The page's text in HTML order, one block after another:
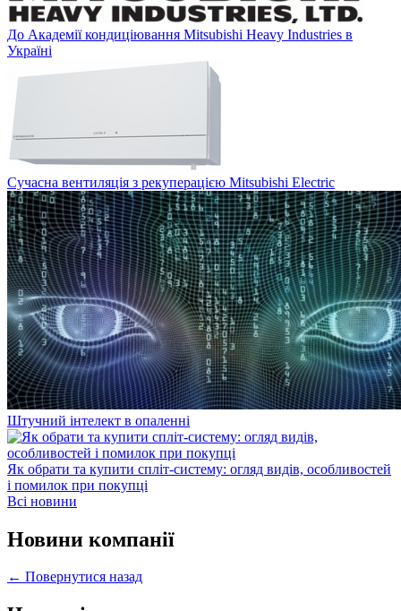
До Академії кондиціювання Mitsubishi Heavy Industries в
Україні
Сучасна вентиляція з рекуперацією Mitsubishi Electric
Штучний інтелект в опаленні
Як обрати та купити спліт-систему: огляд видів, особливостей
і помилок при покупці
Всі новини
Новини компанії
← Повернутися назад